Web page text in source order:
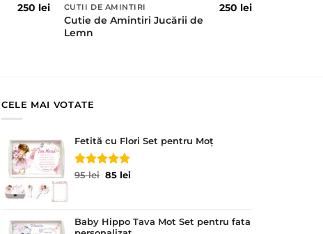
250 lei CUTII DE AMINTIRI
Cutie de Amintiri Jucării de
Lemn
250 lei
CELE MAI VOTATE
Fetită cu Flori Set pentru Moț
Evaluat la
95lei Prețul
95 lei.
85 leiPrețul
Baby Hippo Tava Mot Set pentru fata